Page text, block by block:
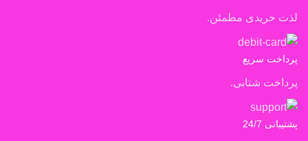
لذت خریدی مطمئن.
پرداخت سریع
پرداخت شتابی.
پشتیبانی 24/7